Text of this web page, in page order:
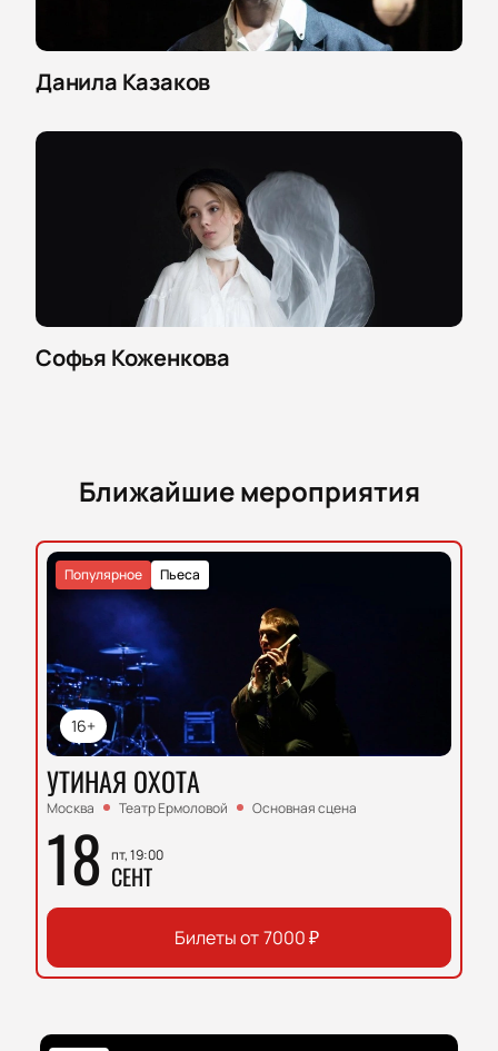
Данила Казаков
Софья Коженкова
Ближайшие мероприятия
16+
Пьеса
Популярное
УТИНАЯ ОХОТА
Москва Театр Ермоловой Основная сцена
18 пт, 19:00
СЕНТ
Билеты от7000₽